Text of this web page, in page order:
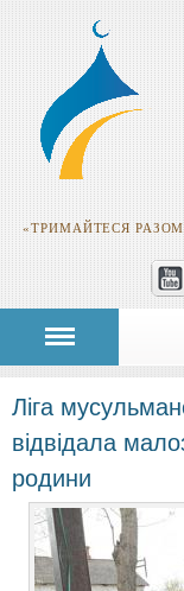
«ТРИМАЙТЕСЯ РАЗОМ
Ліга
відвідала
родини